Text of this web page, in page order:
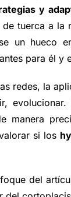
y
tuerca a la
un hueco
para él y
redes, la
manera
si los
del